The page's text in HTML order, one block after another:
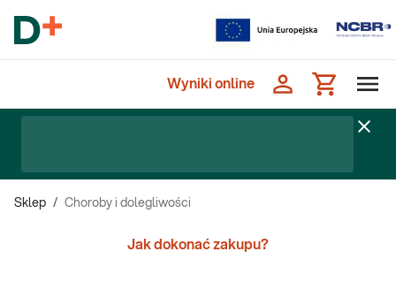
Wyniki online
Sklep / Choroby i dolegliwości
Jak dokonać zakupu?